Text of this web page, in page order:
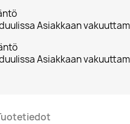
Asiakkaan
Asiakkaan